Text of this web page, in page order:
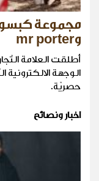
مجموعة
وmr porter
أطلقت العلامة
حصريّة.
اخبار ونصائح